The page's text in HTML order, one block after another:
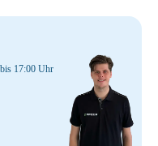
17:00 Uhr